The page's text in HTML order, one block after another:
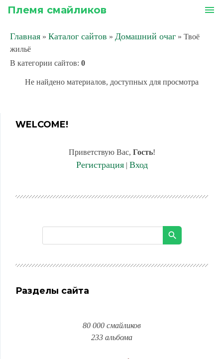
Племя смайликов menu
Главная » Каталог сайтов » Домашний очаг » Твоё
жильё
В категории сайтов: 0
Не найдено материалов, доступных для просмотра
WELCOME!
Приветствую Вас, Гость!
Регистрация| Вход
Разделы сайта
80 000 смайликов
233 альбома